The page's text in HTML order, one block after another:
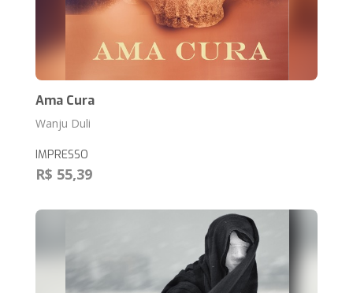
Ama Cura
Wanju Duli
IMPRESSO
R$ 55,39